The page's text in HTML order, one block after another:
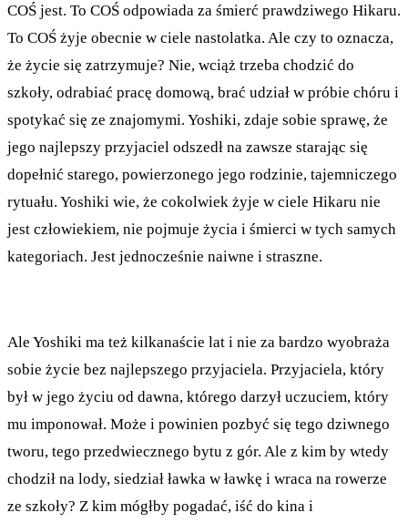
COŚ jest. To COŚ odpowiada za śmierć prawdziwego Hikaru.
To COŚ żyje obecnie w ciele nastolatka. Ale czy to oznacza,
że życie się zatrzymuje? Nie, wciąż trzeba chodzić do
szkoły, odrabiać pracę domową, brać udział w próbie chóru i
spotykać się ze znajomymi. Yoshiki, zdaje sobie sprawę, że
jego najlepszy przyjaciel odszedł na zawsze starając się
dopełnić starego, powierzonego jego rodzinie, tajemniczego
rytuału. Yoshiki wie, że cokolwiek żyje w ciele Hikaru nie
jest człowiekiem, nie pojmuje życia i śmierci w tych samych
kategoriach. Jest jednocześnie naiwne i straszne.
Ale Yoshiki ma też kilkanaście lat i nie za bardzo wyobraża
sobie życie bez najlepszego przyjaciela. Przyjaciela, który
był w jego życiu od dawna, którego darzył uczuciem, który
mu imponował. Może i powinien pozbyć się tego dziwnego
tworu, tego przedwiecznego bytu z gór. Ale z kim by wtedy
chodził na lody, siedział ławka w ławkę i wraca na rowerze
ze szkoły? Z kim mógłby pogadać, iść do kina i